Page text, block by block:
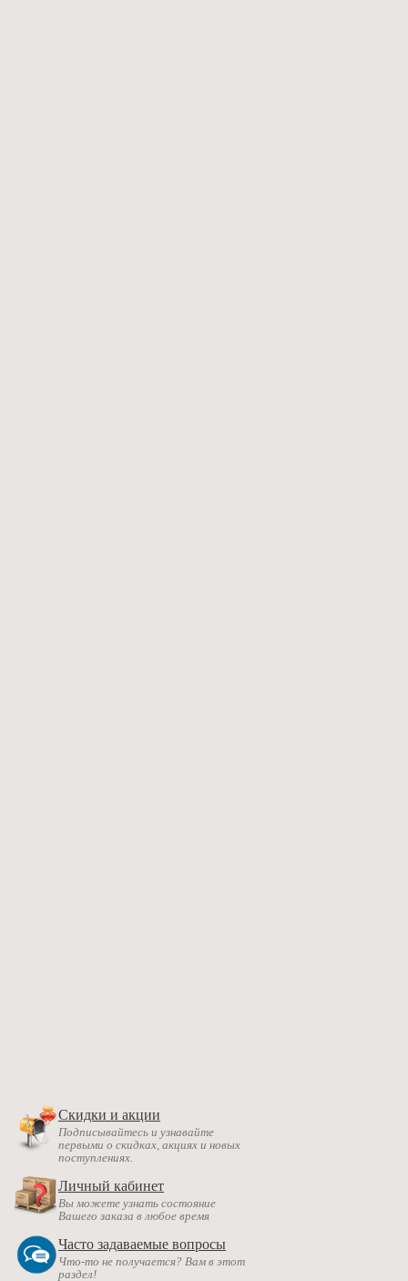
Скидки и акции
Подписывайтесь и узнавайте
первыми о скидках, акциях и новых
поступлениях.
Личный кабинет
Вы можете узнать состояние
Вашего заказа в любое время
Часто задаваемые вопросы
Что-то не получается? Вам в этот
раздел!